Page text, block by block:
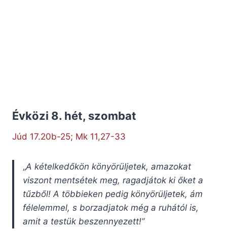
Évközi 8. hét, szombat
Júd 17.20b-25; Mk 11,27-33
„A kételkedőkön könyörüljetek, amazokat
viszont mentsétek meg, ragadjátok ki őket a
tűzből! A többieken pedig könyörüljetek, ám
félelemmel, s borzadjatok még a ruhától is,
amit a testük beszennyezett!”